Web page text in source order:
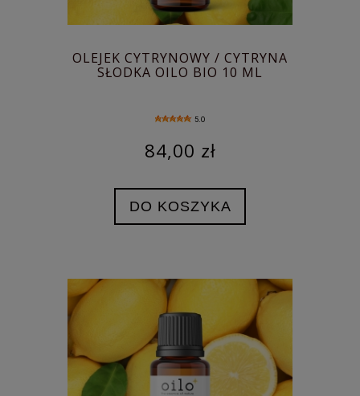
OLEJEK CYTRYNOWY / CYTRYNA
SŁODKA OILO BIO 10 ML
5.0
84,00 zł
DO KOSZYKA